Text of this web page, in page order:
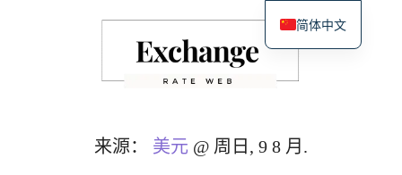
来源： 美元 @ 周日, 9 8 月.
简体中文
English
Español
Français